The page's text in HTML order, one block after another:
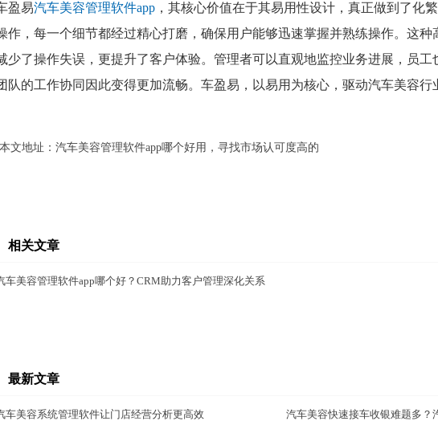
盈易汽车美容管理软件app，其核心价值在于其易用性设计，真正做到了化
作，每一个细节都经过精心打磨，确保用户能够迅速掌握并熟练操作。这种
少了操作失误，更提升了客户体验。管理者可以直观地监控业务进展，员工
队的工作协同因此变得更加流畅。车盈易，以易用为核心，驱动汽车美容行
文地址： 汽车美容管理软件app哪个好用，寻找市场认可度高的
相关文章
车美容管理软件app哪个好？CRM助力客户管理深化关系
最新文章
车美容系统管理软件让门店经营分析更高效 汽车美容快速接车收银难题多？